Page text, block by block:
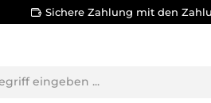
Sichere Zahlung mit den